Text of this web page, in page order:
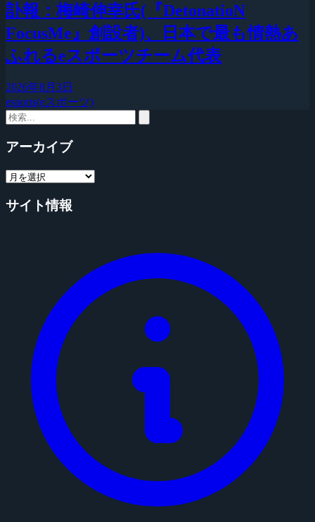
訃報：梅崎伸幸氏(『DetonatioN
FocusMe』創設者)、日本で最も情熱あ
ふれるeスポーツチーム代表
2026年8月3日
esports(eスポーツ)
アーカイブ
サイト情報